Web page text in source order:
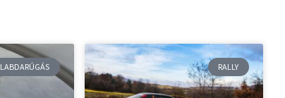
LABDARÚGÁS RALLY